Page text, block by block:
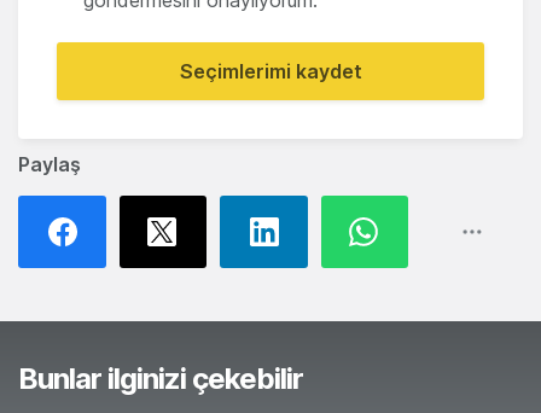
Paylaş
Seçimlerimi kaydet
Bunlar ilginizi çekebilir